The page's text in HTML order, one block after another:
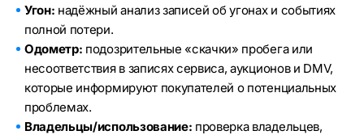
Угон: надёжный анализ записей об угонах и событиях
полной потери.
Одометр: подозрительные «скачки» пробега или
несоответствия в записях сервиса, аукционов и DMV,
которые информируют покупателей о потенциальных
проблемах.
Владельцы/использование: проверка владельцев,